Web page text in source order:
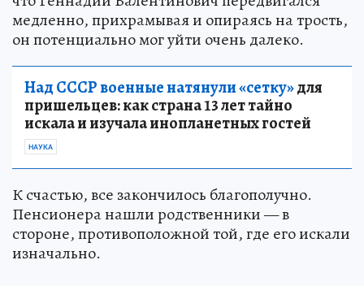
медленно, прихрамывая и опираясь на трость,
он потенциально мог уйти очень далеко.
Над СССР военные натянули «сетку»для
пришельцев: как страна 13 лет тайно
искала и изучала инопланетных гостей
НАУКА
К счастью, все закончилось благополучно.
Пенсионера нашли родственники — в
стороне, противоположной той, где его искали
изначально.